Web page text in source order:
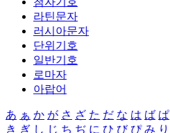
라틴문자
러시아문자
단위기호
일반기호
로마자
아랍어
あ ぁ か が さ ざ た だ な は ば ぱ
き ぎ し じ ち ぢ に ひ び ぴ み り